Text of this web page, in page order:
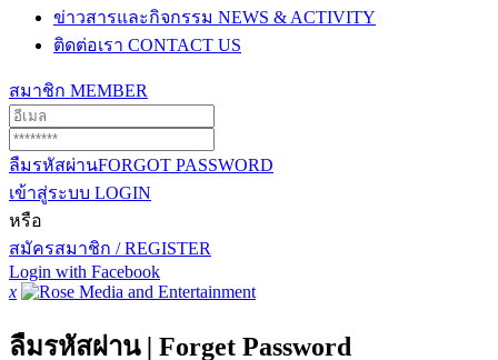
ข่าวสารและกิจกรรม NEWS & ACTIVITY
ติดต่อเรา CONTACT US
สมาชิก MEMBER
ลืมรหัสผ่านFORGOT PASSWORD
เข้าสู่ระบบ LOGIN
หรือ
สมัครสมาชิก / REGISTER
Login with Facebook
x
ลืมรหัสผ่าน | Forget Password